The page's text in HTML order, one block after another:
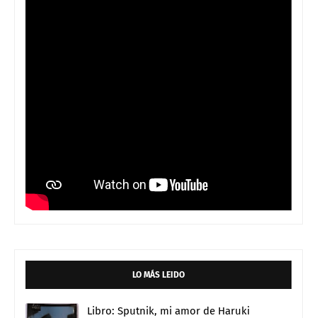
LO MÁS LEIDO
Libro: Sputnik, mi amor de Haruki